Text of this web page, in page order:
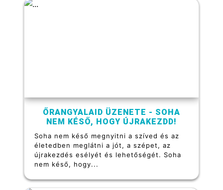
ŐRANGYALAID ÜZENETE - SOHA
NEM KÉSŐ, HOGY ÚJRAKEZDD!
Soha nem késő megnyitni a szíved és az
életedben meglátni a jót, a szépet, az
újrakezdés esélyét és lehetőségét. Soha
nem késő, hogy...